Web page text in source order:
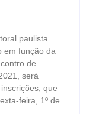
paulista
em função da
de
será
que
feira, 1º de